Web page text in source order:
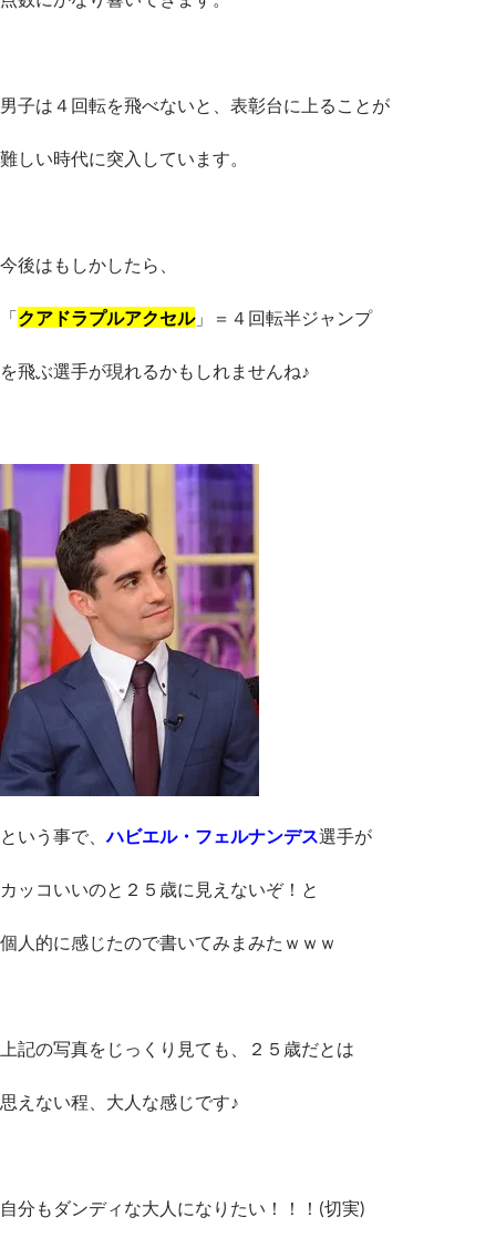
男子は４回転を飛べないと、表彰台に上ることが
難しい時代に突入しています。
今後はもしかしたら、
「クアドラプルアクセル」＝４回転半ジャンプ
を飛ぶ選手が現れるかもしれませんね♪
という事で、ハビエル・フェルナンデス選手が
カッコいいのと２５歳に見えないぞ！と
個人的に感じたので書いてみまみたｗｗｗ
上記の写真をじっくり見ても、２５歳だとは
思えない程、大人な感じです♪
自分もダンディな大人になりたい！！！(切実)